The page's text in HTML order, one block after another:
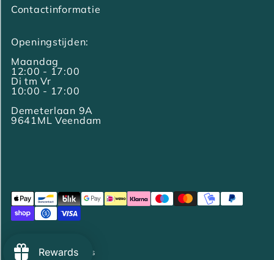
Contactinformatie
Openingstijden:
Maandag
12:00 - 17:00
Di tm Vr
10:00 - 17:00
Demeterlaan 9A
9641ML Veendam
© 2026 Mini Marvels
Rewards